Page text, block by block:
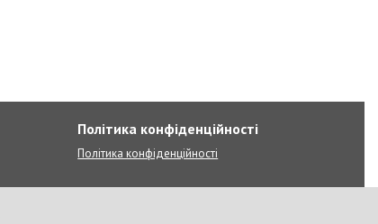
Політика конфіденційності
Політика конфіденційності